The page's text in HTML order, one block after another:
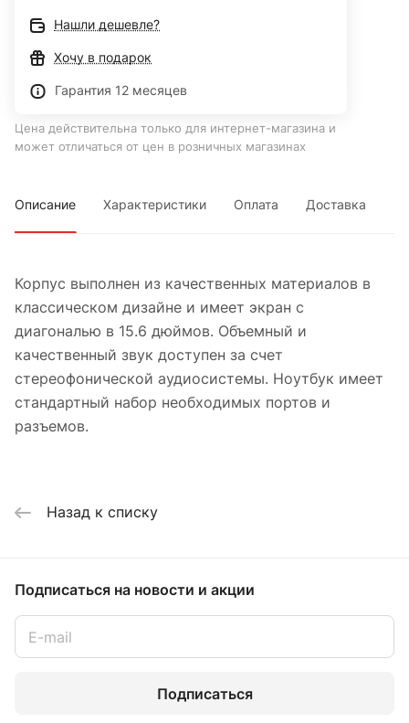
Нашли дешевле?
Хочу в подарок
Гарантия 12 месяцев
Цена действительна только для интернет-магазина и
может отличаться от цен в розничных магазинах
Описание Характеристики Оплата Доставка
Корпус выполнен из качественных материалов в
классическом дизайне и имеет экран с
диагональю в 15.6 дюймов. Объемный и
качественный звук доступен за счет
стереофонической аудиосистемы. Ноутбук имеет
стандартный набор необходимых портов и
разъемов.
Назад к списку
Подписаться на новости и акции
Подписаться